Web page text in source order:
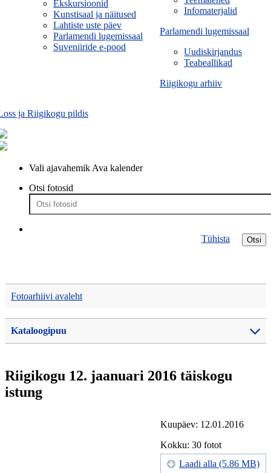
Infomaterjalid
Parlamendi lugemissaal
Uudiskirjandus
Teabeallikad
Riigikogu arhiiv
Ekskursioonid
Kunstisaal ja näitused
Lahtiste uste päev
Parlamendi lugemissaal
Suveniiride e-pood
ja Riigikogu pildis
Vali ajavahemik Ava kalender
Otsi fotosid
Otsi
Tühista
Fotoarhiivi avaleht
Kataloogipuu
Riigikogu 12. jaanuari 2016 täiskogu
istung
Kuupäev: 12.01.2016
Kokku: 30 fotot
Laadi alla (5.86 MB)